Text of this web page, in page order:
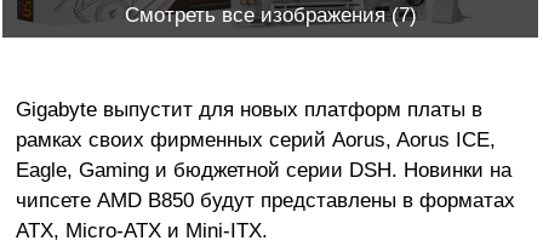
Смотреть все изображения (7)
Gigabyte выпустит для новых платформ платы в
рамках своих фирменных серий Aorus, Aorus ICE,
Eagle, Gaming и бюджетной серии DSH. Новинки на
чипсете AMD B850 будут представлены в форматах
ATX, Micro-ATX и Mini-ITX.